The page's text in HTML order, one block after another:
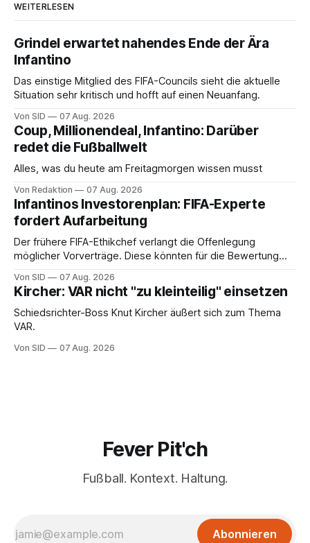
WEITERLESEN
Grindel erwartet nahendes Ende der Ära
Infantino
Das einstige Mitglied des FIFA-Councils sieht die aktuelle
Situation sehr kritisch und hofft auf einen Neuanfang.
Von SID 07 Aug. 2026
Coup, Millionendeal, Infantino: Darüber
redet die Fußballwelt
Alles, was du heute am Freitagmorgen wissen musst
Von Redaktion 07 Aug. 2026
Infantinos Investorenplan: FIFA-Experte
fordert Aufarbeitung
Der frühere FIFA-Ethikchef verlangt die Offenlegung
möglicher Vorverträge. Diese könnten für die Bewertung
Von SID 07 Aug. 2026
Kircher: VAR nicht "zu kleinteilig" einsetzen
Schiedsrichter-Boss Knut Kircher äußert sich zum Thema
VAR.
Von SID 07 Aug. 2026
Fever Pit'ch
Fußball. Kontext. Haltung.
Abonnieren